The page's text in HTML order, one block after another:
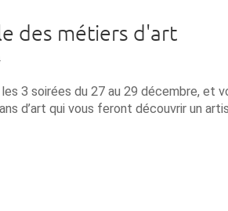
des métiers d'art
3 soirées du 27 au 29 décembre, et
d’art qui vous feront découvrir un